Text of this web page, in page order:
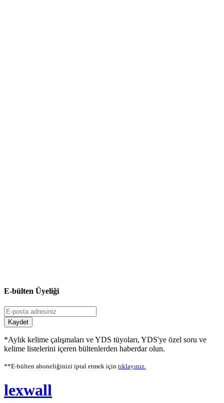
E-bülten Üyeliği
Kaydet
*Aylık kelime çalışmaları ve YDS tüyoları, YDS'ye özel soru ve
kelime listelerini içeren bültenlerden haberdar olun.
**E-bülten aboneliğinizi iptal etmek için tıklayınız.
lexwall